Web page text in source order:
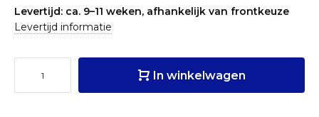
Levertijd: ca. 9–11 weken, afhankelijk van frontkeuze
Levertijd informatie
In winkelwagen